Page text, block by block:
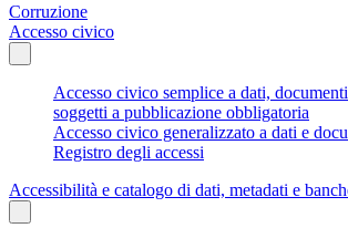
Corruzione
Accesso civico
Accesso civico semplice a dati,
soggetti a pubblicazione obbligatoria
Accesso civico generalizzato a dati e
Registro degli accessi
Accessibilità e catalogo di dati, metadati e